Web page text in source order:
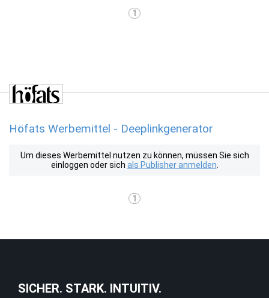
1
Höfats Werbemittel - Deeplinkgenerator
Um dieses Werbemittel nutzen zu können, müssen Sie sich
einloggen oder sich als Publisher anmelden
1
SICHER. STARK. INTUITIV.